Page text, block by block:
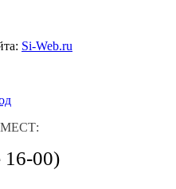
Si-Web.ru
16-00)